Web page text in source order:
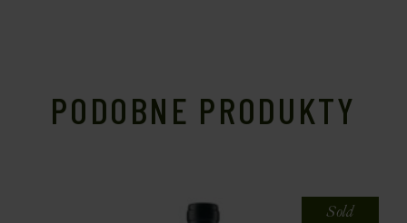
PODOBNE PRODUKTY
Sold